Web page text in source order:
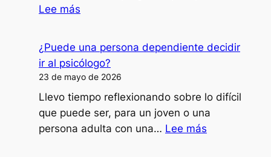
Lee más
clases,
formaciones
ponencias
con
mi
¿Puede una persona dependiente decidir
ir al psicólogo?
23 de mayo de 2026
Llevo tiempo reflexionando sobre lo difícil
que puede ser, para un joven o una
persona adulta con una… Lee más